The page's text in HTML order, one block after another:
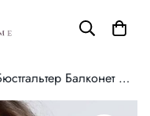
Бюстгальтер Балконет Marlies Dekkers